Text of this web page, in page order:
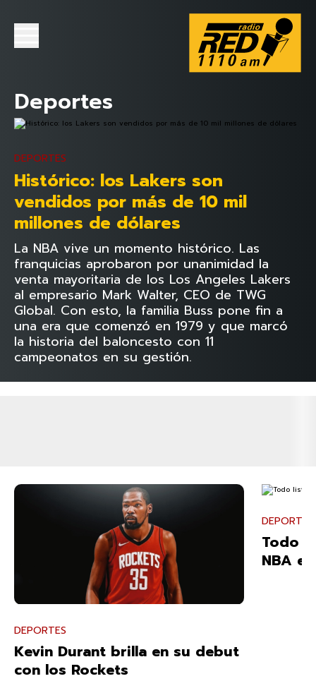
Deportes
DEPORTES
Histórico: los Lakers son
vendidos por más de 10 mil
millones de dólares
La NBA vive un momento histórico. Las
franquicias aprobaron por unanimidad la
venta mayoritaria de los Los Angeles Lakers
al empresario Mark Walter, CEO de TWG
Global. Con esto, la familia Buss pone fin a
una era que comenzó en 1979 y que marcó
la historia del baloncesto con 11
campeonatos en su gestión.
DEPORTES
Kevin Durant brilla en su debut
con los Rockets
DEPORTES
Todo
NBA